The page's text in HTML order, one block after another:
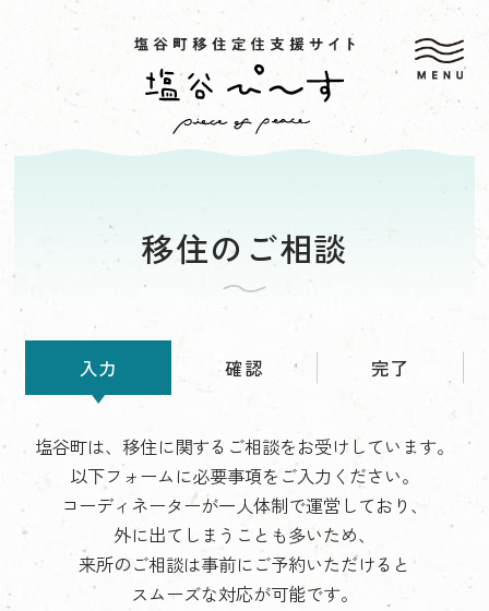
移住のご相談
入力 確認 完了
塩谷町は、移住に関するご相談をお受けしています。
以下フォームに必要事項をご入力ください。
コーディネーターが一人体制で運営しており、
外に出てしまうことも多いため、
来所のご相談は事前にご予約いただけると
スムーズな対応が可能です。